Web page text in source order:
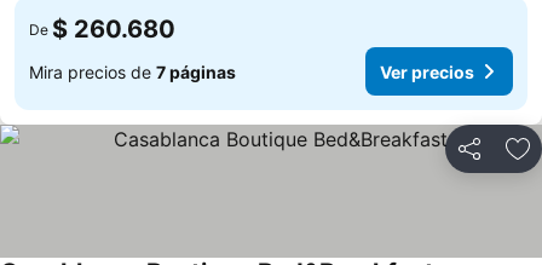
De $ 260.680
Mira precios de 7 páginas Ver precios
Compartir